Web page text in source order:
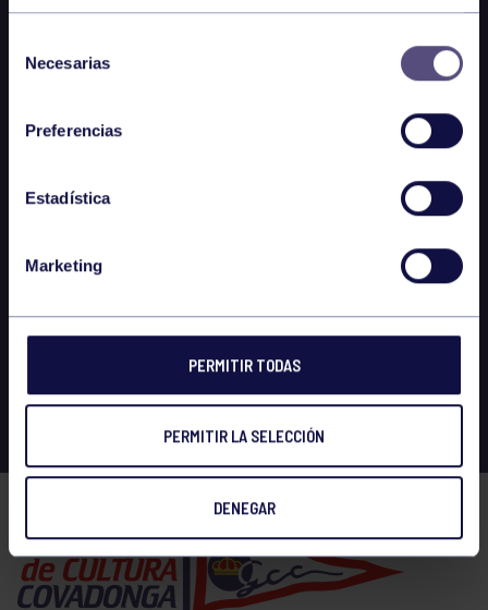
Necesarias
Preferencias
Estadística
Marketing
PERMITIR TODAS
PERMITIR LA SELECCIÓN
DENEGAR